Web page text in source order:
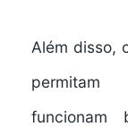
Além disso,
permitam